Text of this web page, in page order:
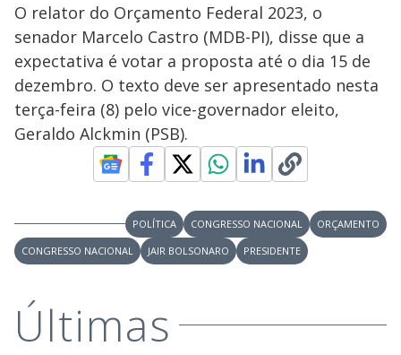
O relator do Orçamento Federal 2023, o
senador Marcelo Castro (MDB-PI), disse que a
expectativa é votar a proposta até o dia 15 de
dezembro. O texto deve ser apresentado nesta
terça-feira (8) pelo vice-governador eleito,
Geraldo Alckmin (PSB).
POLÍTICA CONGRESSO NACIONAL
ORÇAMENTO
CONGRESSO NACIONAL
JAIR BOLSONARO PRESIDENTE
Últimas